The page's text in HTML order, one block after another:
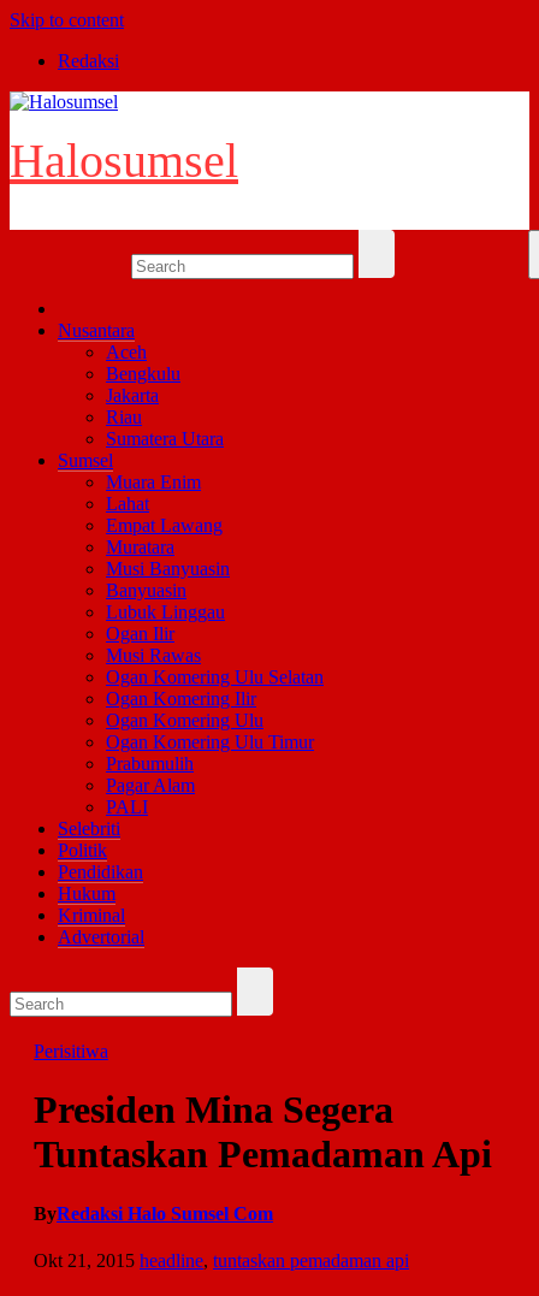
Skip to content
Redaksi
Halosumsel
Nusantara
Aceh
Bengkulu
Jakarta
Riau
Sumatera Utara
Sumsel
Muara Enim
Lahat
Empat Lawang
Muratara
Musi Banyuasin
Banyuasin
Lubuk Linggau
Ogan Ilir
Musi Rawas
Ogan Komering Ulu Selatan
Ogan Komering Ilir
Ogan Komering Ulu
Ogan Komering Ulu Timur
Prabumulih
Pagar Alam
PALI
Selebriti
Politik
Pendidikan
Hukum
Kriminal
Advertorial
Perisitiwa
Presiden Mina Segera
Tuntaskan Pemadaman Api
ByRedaksi Halo Sumsel Com
Okt 21, 2015 headline, tuntaskan pemadaman api